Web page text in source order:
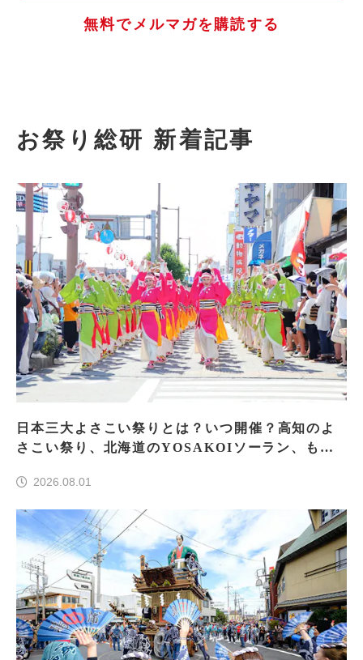
無料でメルマガを購読する
お祭り総研 新着記事
日本三大よさこい祭りとは？いつ開催？高知のよ
さこい祭り、北海道のYOSAKOIソーラン、もう
2026.08.01